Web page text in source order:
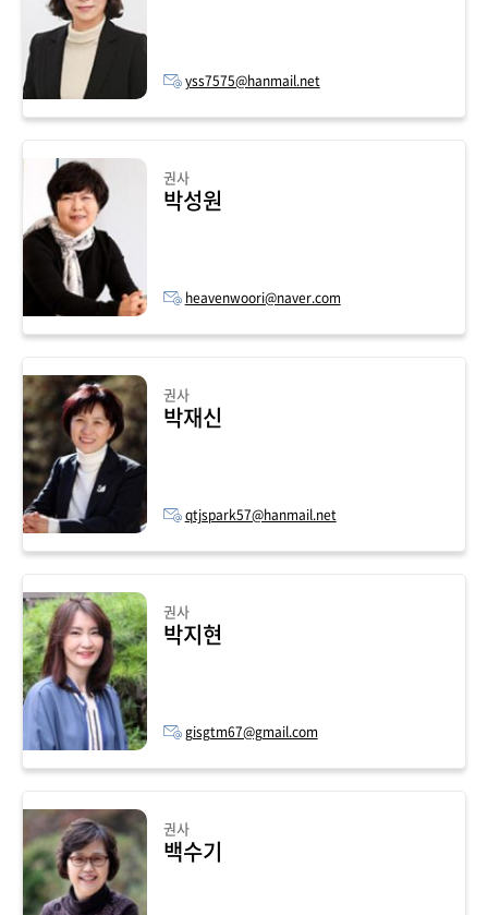
yss7575@hanmail.net
권사
박성원
heavenwoori@naver.com
권사
박재신
qtjspark57@hanmail.net
권사
박지현
gisgtm67@gmail.com
권사
백수기